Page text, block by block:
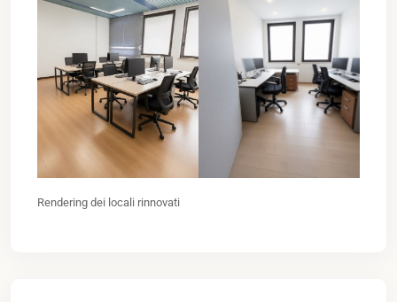
Rendering dei locali rinnovati